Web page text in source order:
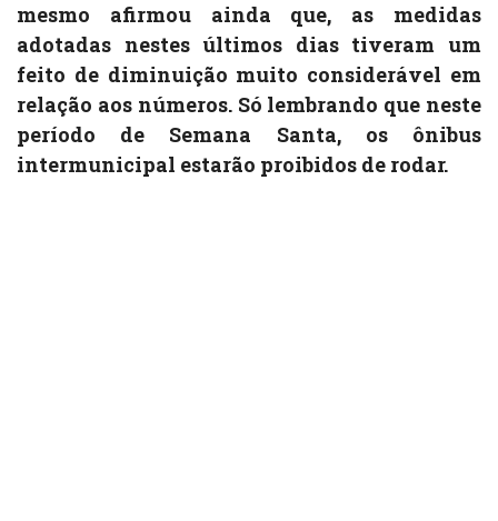
mesmo afirmou ainda que, as medidas
adotadas nestes últimos dias tiveram um
feito de diminuição muito considerável em
relação aos números. Só lembrando que neste
período de Semana Santa, os ônibus
intermunicipal estarão proibidos de rodar.